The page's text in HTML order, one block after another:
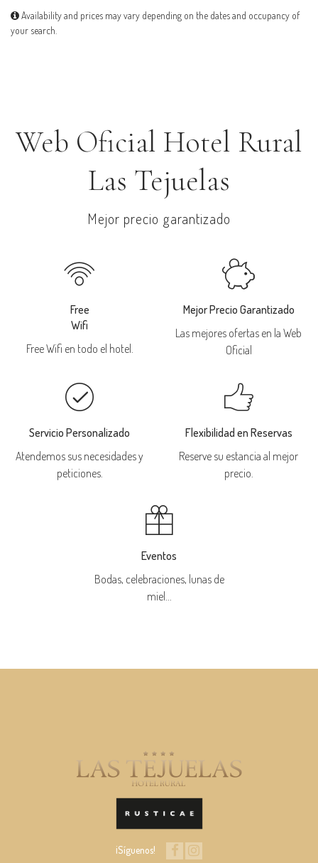
Availability and prices may vary depending on the dates and occupancy of
your search.
Web Oficial Hotel Rural
Las Tejuelas
Mejor precio garantizado
Free
Wifi
Free Wifi en todo el hotel.
Mejor Precio Garantizado
Las mejores ofertas en la Web
Oficial
Servicio Personalizado
Atendemos sus necesidades y
peticiones.
Flexibilidad en Reservas
Reserve su estancia al mejor
precio.
Eventos
Bodas, celebraciones, lunas de
miel...
¡Síguenos!